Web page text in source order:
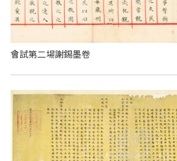
會試第二場謝錫墨卷